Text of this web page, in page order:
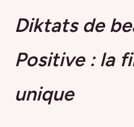
Diktats de
Positive : la
unique